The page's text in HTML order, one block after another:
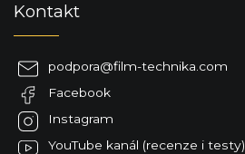
Kontakt
podpora@film-technika.com
Facebook
Instagram
YouTube kanál (recenze i testy)